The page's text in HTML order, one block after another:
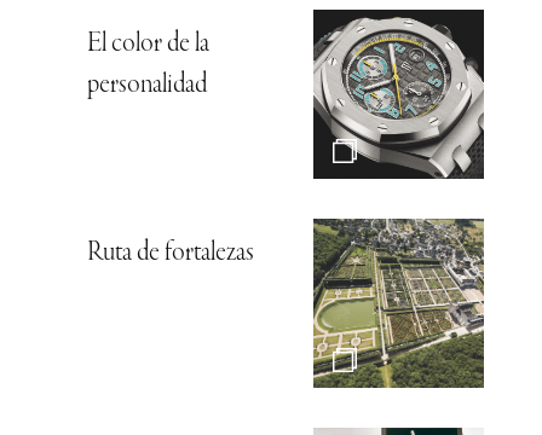
El color de la
personalidad
Ruta de fortalezas